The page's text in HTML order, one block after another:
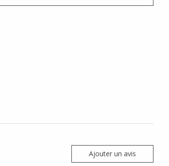
Ajouter un avis